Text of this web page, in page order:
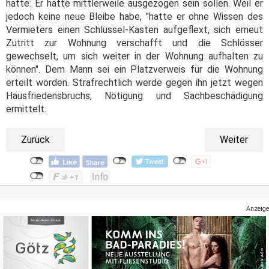
hatte: Er hätte mittlerweile ausgezogen sein sollen. Weil er
jedoch keine neue Bleibe habe, "hatte er ohne Wissen des
Vermieters einen Schlüssel-Kasten aufgeflext, sich erneut
Zutritt zur Wohnung verschafft und die Schlösser
gewechselt, um sich weiter in der Wohnung aufhalten zu
können". Dem Mann sei ein Platzverweis für die Wohnung
erteilt worden. Strafrechtlich werde gegen ihn jetzt wegen
Hausfriedensbruchs, Nötigung und Sachbeschädigung
ermittelt.
Zurück Weiter
Anzeige